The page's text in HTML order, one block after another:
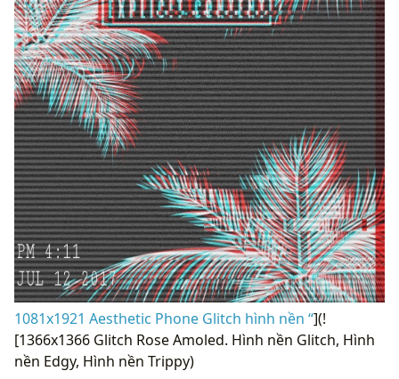
1081x1921 Aesthetic Phone Glitch hình nền “](!
[1366x1366 Glitch Rose Amoled. Hình nền Glitch, Hình
nền Edgy, Hình nền Trippy)